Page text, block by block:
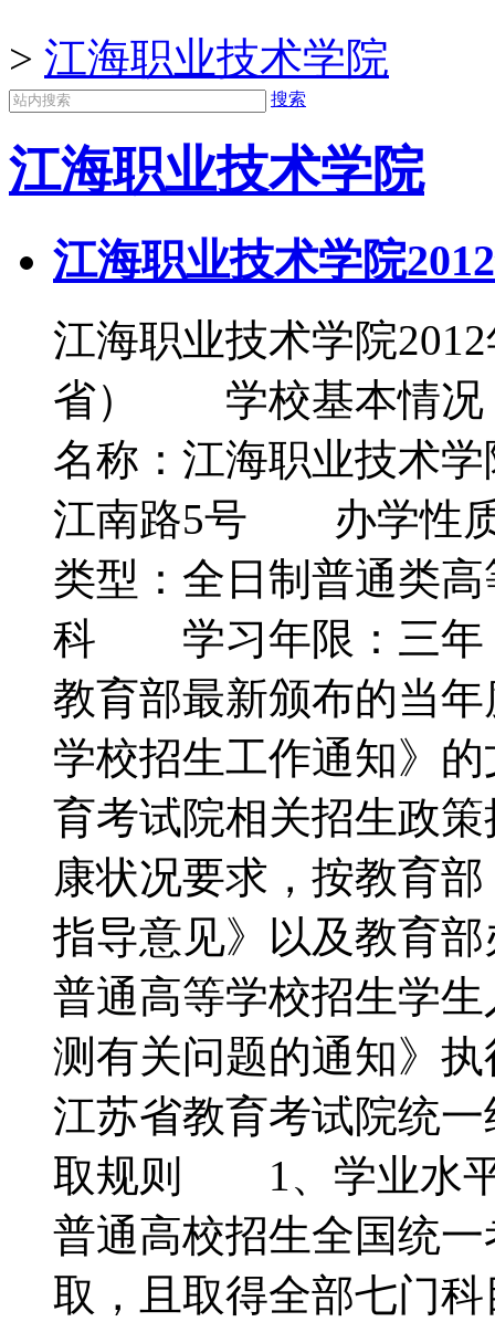
> 江海职业技术学院
搜索
江海职业技术学院
江海职业技术学院
江海职业技术学院
省） 学校基本情
名称：江海职业技术
江南路5号 办学性
类型：全日制普通类
科 学习年限：三
教育部最新颁布的当
学校招生工作通知》
育考试院相关招生政
康状况要求，按教育
指导意见》以及教育
普通高等学校招生学
测有关问题的通知》
江苏省教育考试院统
取规则 1、学业水
普通高校招生全国统
取，且取得全部七门